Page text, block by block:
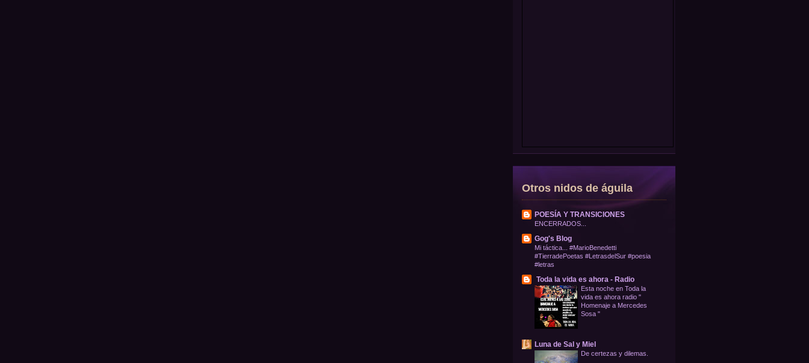
Otros nidos de águila
POESÍA Y TRANSICIONES
ENCERRADOS...
Gog's Blog
Mi táctica... #MarioBenedetti
#TierradePoetas #LetrasdelSur #poesia
#letras
Toda la vida es ahora - Radio
Esta noche en Toda la
vida es ahora radio "
Homenaje a Mercedes
Sosa "
Luna de Sal y Miel
De certezas y dilemas.